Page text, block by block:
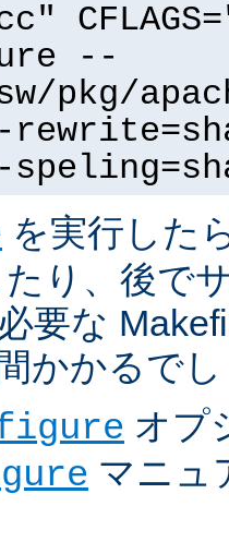
--
pkg/
を実行した
り、後で
要な
かかるで
オプ
マニュ